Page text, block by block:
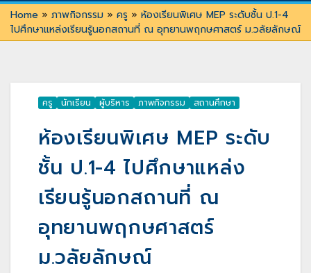
Home » ภาพกิจกรรม » ครู » ห้องเรียนพิเศษ MEP ระดับชั้น ป.1-4
ไปศึกษาแหล่งเรียนรู้นอกสถานที่ ณ อุทยานพฤกษศาสตร์ ม.วลัยลักษณ์
ครู นักเรียน ผู้บริหาร ภาพกิจกรรม สถานศึกษา
ห้องเรียนพิเศษ MEP ระดับ
ชั้น ป.1-4 ไปศึกษาแหล่ง
เรียนรู้นอกสถานที่ ณ
อุทยานพฤกษศาสตร์
ม.วลัยลักษณ์